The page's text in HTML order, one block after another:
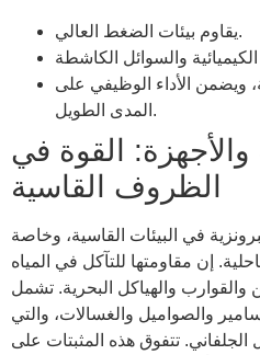
يقاوم بيئات الضغط العالي.
ويضمن الأداء الوظيفي على
المدى الطويل.
والأجهزة: القوة في
الظروف القاسية
في البيئات القاسية، وخاصة
إن مقاومتها للتآكل في المياه
والقوارب والهياكل البحرية. تشمل
والصواميل والغسالات، والتي
الجلفاني. تتفوق هذه المثبتات على